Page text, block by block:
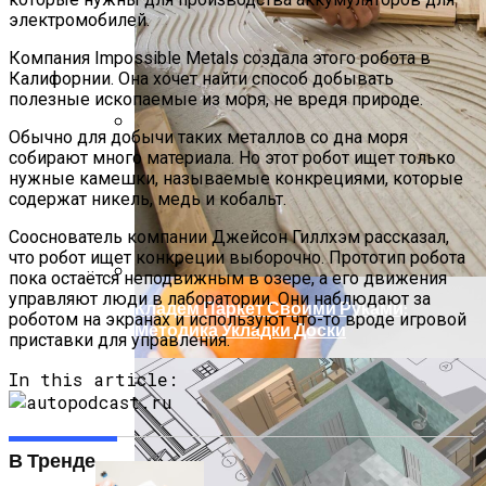
Кишечные Бактерии Влияют На
Реакцию На Иммунотерапию У
Пациентов С Мезотелиомой
Кладем Паркет Своими Руками:
Методика Укладки Доски
электромобилей.
Компания Impossible Metals создала этого робота в
Калифорнии. Она хочет найти способ добывать
полезные ископаемые из моря, не вредя природе.
Обычно для добычи таких металлов со дна моря
собирают много материала. Но этот робот ищет только
нужные камешки, называемые конкрециями, которые
содержат никель, медь и кобальт.
Сооснователь компании Джейсон Гиллхэм рассказал,
что робот ищет конкреции выборочно. Прототип робота
пока остаётся неподвижным в озере, а его движения
управляют люди в лаборатории. Они наблюдают за
роботом на экранах и используют что-то вроде игровой
приставки для управления.
In this article:
В Тренде